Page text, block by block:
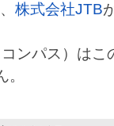
株式会社JTB
ンパス）はこ